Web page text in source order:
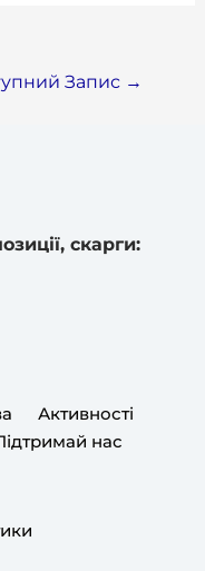
Запис →
скарги:
Активності
нас